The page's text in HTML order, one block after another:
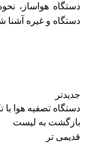
دستگاه هواساز،
دستگاه و غیره آشنا
جدیدتر
دستگاه تصفیه هوا با
بازگشت به لیست
قدیمی تر